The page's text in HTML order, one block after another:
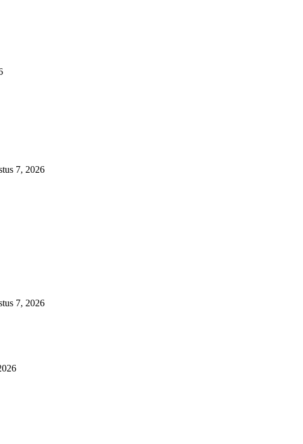
7, 2026
7, 2026